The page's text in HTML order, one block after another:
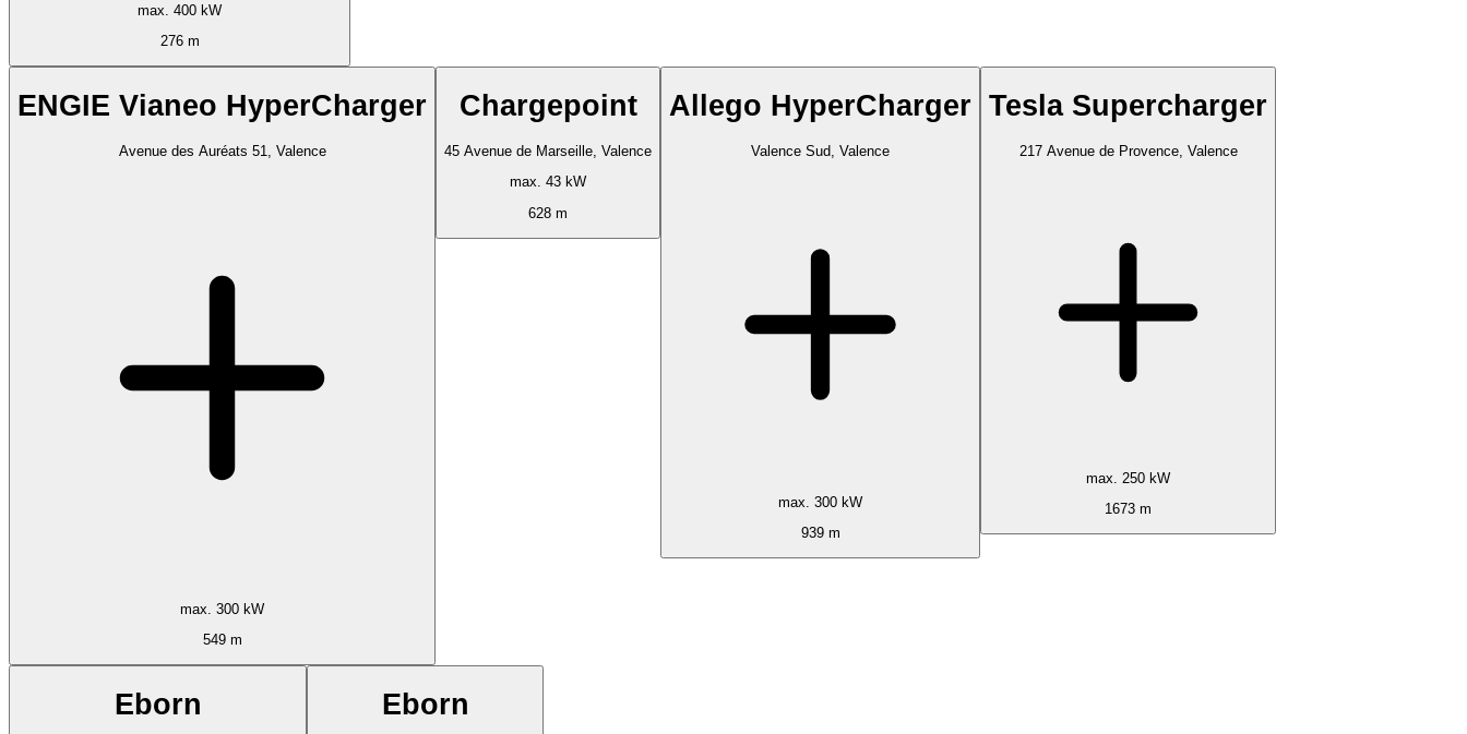
max. 400 kW
276 m
ENGIE Vianeo HyperCharger
Avenue des Auréats 51, Valence
max. 300 kW
549 m
Chargepoint
45 Avenue de Marseille, Valence
max. 43 kW
628 m
Allego HyperCharger
Valence Sud, Valence
max. 300 kW
939 m
Tesla Supercharger
217 Avenue de Provence, Valence
max. 250 kW
1673 m
Eborn Eborn